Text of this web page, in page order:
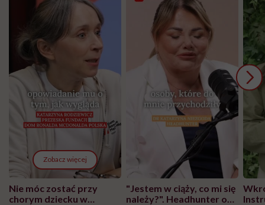
Zobacz więcej
Nie móc zostać przy
chorym dziecku w
"Jestem w ciąży, co mi się
należy?". Headhunter o